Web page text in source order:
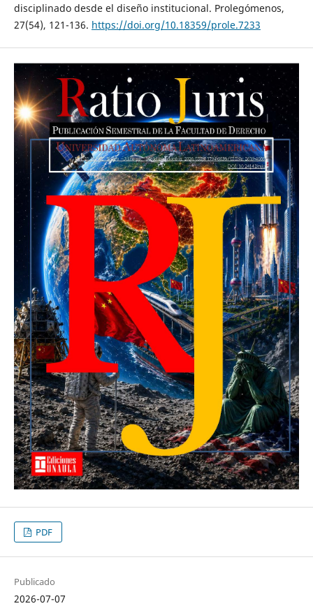
disciplinado desde el diseño institucional. Prolegómenos,
27(54), 121-136. https://doi.org/10.18359/prole.7233
PDF
Publicado
2026-07-07